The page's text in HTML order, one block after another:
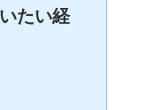
たい経